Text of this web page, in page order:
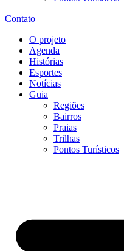
Contato
O projeto
Agenda
Histórias
Esportes
Notícias
Guia
Regiões
Bairros
Praias
Trilhas
Pontos Turísticos